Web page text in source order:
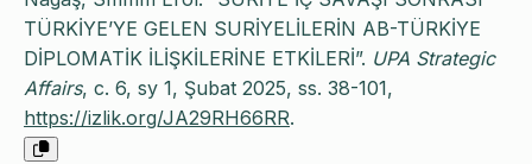
TÜRKİYE’YE GELEN SURİYELİLERİN AB-TÜRKİYE
DİPLOMATİK İLİŞKİLERİNE ETKİLERİ”. UPA Strategic
Affairs, c. 6, sy 1, Şubat 2025, ss. 38-101,
https://izlik.org/JA29RH66RR.